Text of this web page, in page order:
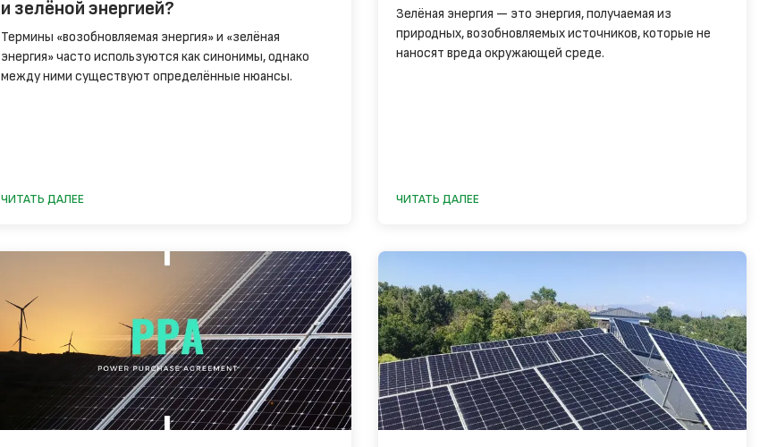
и зелёной энергией?
Термины «возобновляемая энергия» и «зелёная
энергия» часто используются как синонимы, однако
между ними существуют определённые нюансы.
ЧИТАТЬ ДАЛЕЕ
Зелёная энергия — это энергия, получаемая из
природных, возобновляемых источников, которые не
наносят вреда окружающей среде.
ЧИТАТЬ ДАЛЕЕ